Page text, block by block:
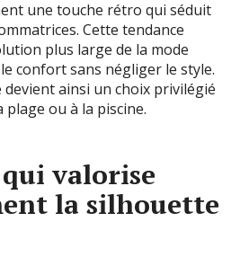
une touche rétro qui séduit
Cette tendance
plus large de la mode
confort sans négliger le style.
ainsi un choix privilégié
ou à la piscine.
valorise
la silhouette